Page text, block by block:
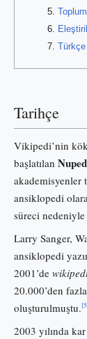
Tarihçe
Vikipedi’nin
başlatılan
akademisyenler
ansiklopedi
süreci
Larry Sanger,
ansiklopedi
2001’de
20.000’den
oluşturulmuştu.
2003 yılında